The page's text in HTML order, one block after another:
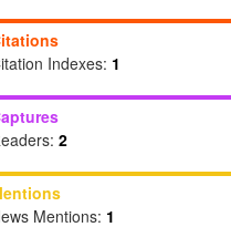
Indexes: 1
2
Mentions: 1